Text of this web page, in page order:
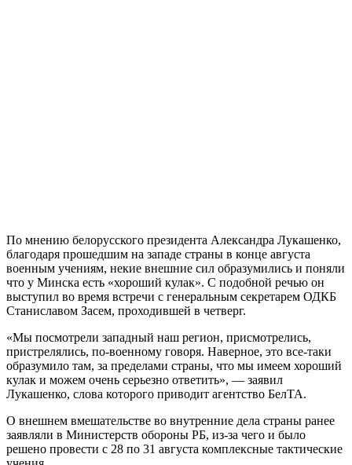
По мнению белорусского президента Александра Лукашенко,
благодаря прошедшим на западе страны в конце августа
военным учениям, некие внешние сил образумились и поняли
что у Минска есть «хороший кулак». С подобной речью он
выступил во время встречи с генеральным секретарем ОДКБ
Станиславом Засем, проходившей в четверг.
«Мы посмотрели западный наш регион, присмотрелись,
пристрелялись, по-военному говоря. Наверное, это все-таки
образумило там, за пределами страны, что мы имеем хороший
кулак и можем очень серьезно ответить», — заявил
Лукашенко, слова которого приводит агентство БелТА.
О внешнем вмешательстве во внутренние дела страны ранее
заявляли в Министерств обороны РБ, из-за чего и было
решено провести с 28 по 31 августа комплексные тактические